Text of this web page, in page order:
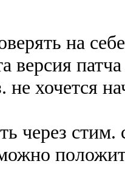
на
версия
не хочется
через стим.